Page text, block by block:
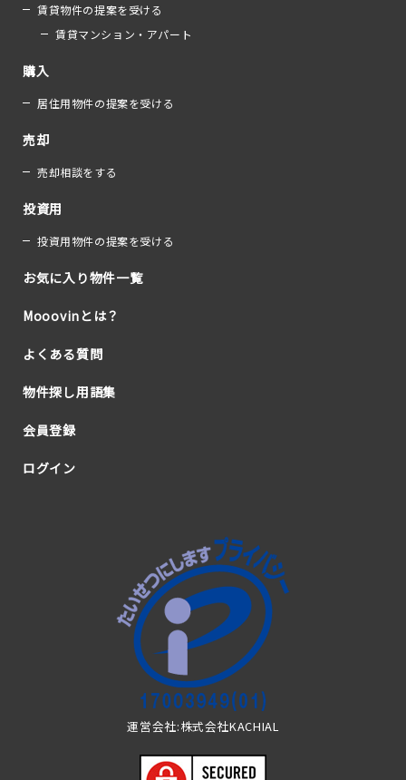
賃貸物件の提案を受ける
賃貸マンション・アパート
購入
居住用物件の提案を受ける
売却
売却相談をする
投資用
投資用物件の提案を受ける
お気に入り物件一覧
Mooovinとは？
よくある質問
物件探し用語集
会員登録
ログイン
運営会社:株式会社KACHIAL